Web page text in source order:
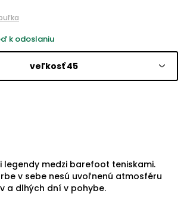
k odoslaniu
veľkosť 45
legendy medzi barefoot teniskami.
v sebe nesú uvoľnenú atmosféru
a dlhých dní v pohybe.